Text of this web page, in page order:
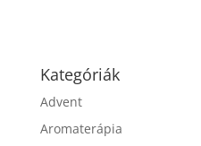
Kategóriák
Advent
Aromaterápia